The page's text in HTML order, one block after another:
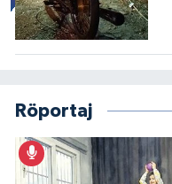
Röportaj